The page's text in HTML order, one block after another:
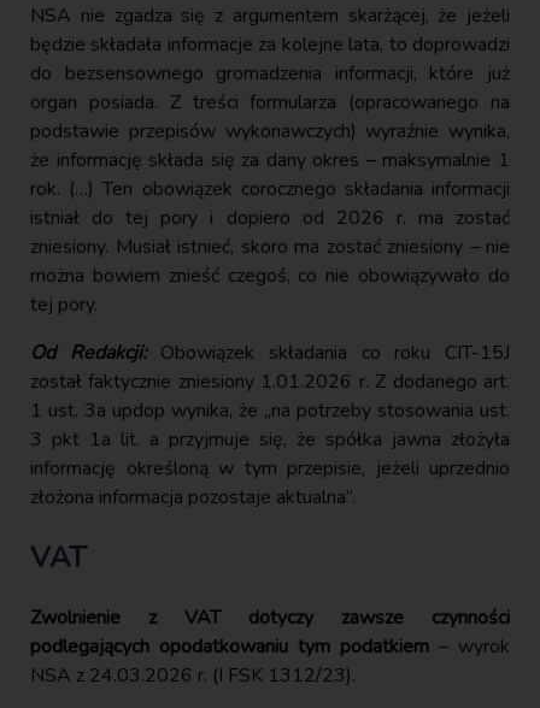
NSA nie zgadza się z argumentem skarżącej, że jeżeli
będzie składała informacje za kolejne lata, to doprowadzi
do bezsensownego gromadzenia informacji, które już
organ posiada. Z treści formularza (opracowanego na
podstawie przepisów wykonawczych) wyraźnie wynika,
że informację składa się za dany okres – maksymalnie 1
rok. (…) Ten obowiązek corocznego składania informacji
istniał do tej pory i dopiero od 2026 r. ma zostać
zniesiony. Musiał istnieć, skoro ma zostać zniesiony – nie
można bowiem znieść czegoś, co nie obowiązywało do
tej pory.
Od Redakcji:Obowiązek składania co roku CIT-15J
został faktycznie zniesiony 1.01.2026 r. Z dodanego art.
1 ust. 3a updop wynika, że „na potrzeby stosowania ust.
3 pkt 1a lit. a przyjmuje się, że spółka jawna złożyła
informację określoną w tym przepisie, jeżeli uprzednio
złożona informacja pozostaje aktualna”.
VAT
Zwolnienie z VAT dotyczy zawsze czynności
podlegających opodatkowaniu tym podatkiem – wyrok
NSA z 24.03.2026 r. (I FSK 1312/23).